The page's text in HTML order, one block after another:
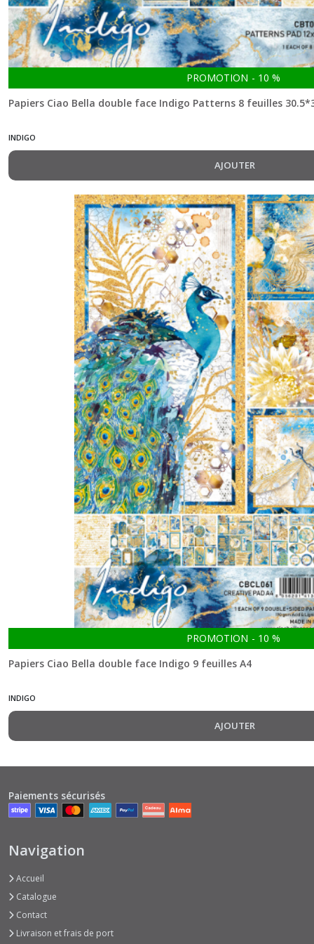
PROMOTION - 10 %
Papiers Ciao Bella double face Indigo Patterns 8 feuilles
INDIGO
AJOUTER
PROMOTION - 10 %
Papiers Ciao Bella double face Indigo 9 feuilles A4
INDIGO
AJOUTER
An
artist
journey
(6)
(5)
Always
of
curiosities
(5)
Vibes
Coral
Reef
(5)
Paiements sécurisés
Navigation
Accueil
Catalogue
Contact
Livraison et frais de port